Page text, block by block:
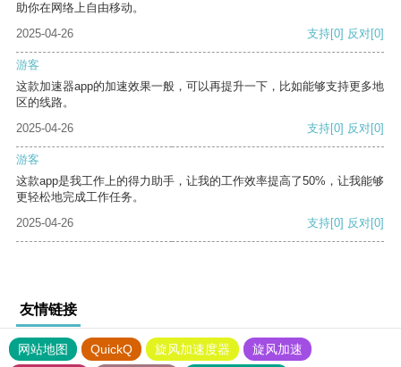
助你在网络上自由移动。
2025-04-26
支持[0] 反对[0]
游客
这款加速器app的加速效果一般，可以再提升一下，比如能够支持更多地
区的线路。
2025-04-26
支持[0] 反对[0]
游客
这款app是我工作上的得力助手，让我的工作效率提高了50%，让我能够
更轻松地完成工作任务。
2025-04-26
支持[0] 反对[0]
友情链接
网站地图 QuickQ 旋风加速度器
旋风加速